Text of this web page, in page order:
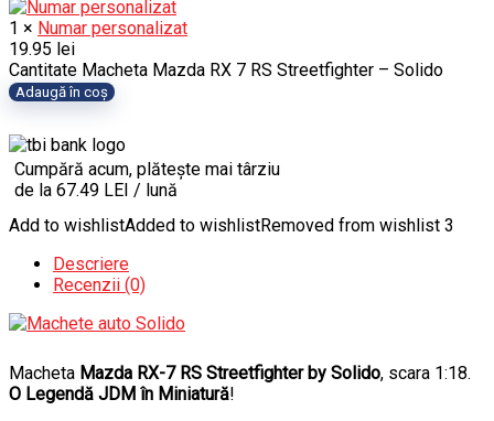
1 × Numar personalizat
19.95 lei
Cantitate Macheta Mazda RX 7 RS Streetfighter – Solido
Adaugă în coș
Cumpără acum, plătește mai târziu
de la 67.49 LEI / lună
Add to wishlistAdded to wishlistRemoved from wishlist 3
Descriere
Recenzii (0)
Macheta Mazda RX-7 RS Streetfighter by Solido, scara 1:18.
O Legendă JDM în Miniatură!